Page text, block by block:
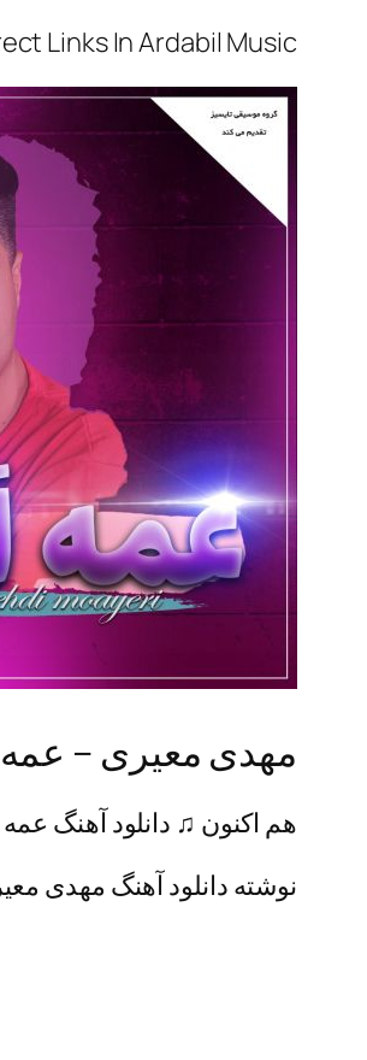
Links In Ardabil Music
مهدی معیری – عمه
هم اکنون ♫ دانلود آهنگ
نوشته دانلود آهنگ مهدی